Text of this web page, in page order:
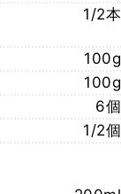
1/2本
100g
100g
6個
1/2個